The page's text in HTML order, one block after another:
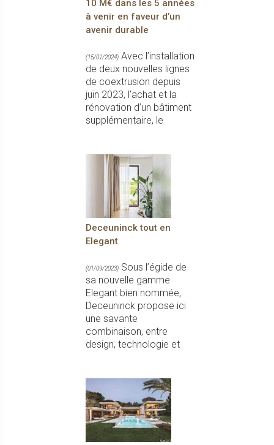
10 M€ dans les 5 années
à venir en faveur d’un
avenir durable
(15/01/2024) Avec l’installation
de deux nouvelles lignes
de coextrusion depuis
juin 2023, l’achat et la
rénovation d’un bâtiment
supplémentaire, le
Deceuninck tout en
Elegant
(01/09/2023) Sous l’égide de
sa nouvelle gamme
Elegant bien nommée,
Deceuninck propose ici
une savante
combinaison, entre
design, technologie et